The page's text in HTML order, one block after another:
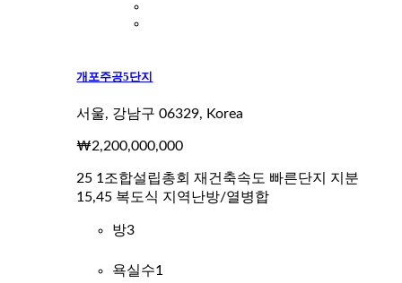
개포주공5단지
서울, 강남구 06329, Korea
₩2,200,000,000
25 1조합설립총회 재건축속도 빠른단지 지분
15,45 복도식 지역난방/열병합
방3
욕실수1